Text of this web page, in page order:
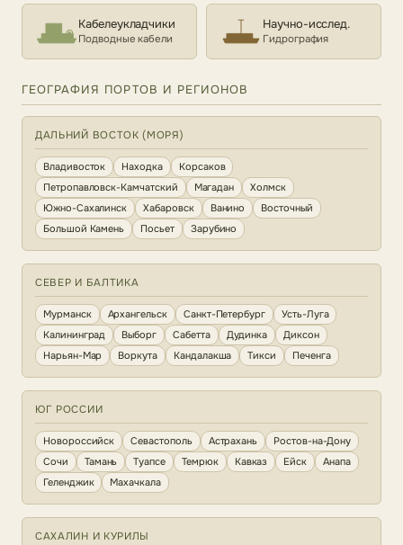
Кабелеукладчики
Подводные кабели
Научно-исслед.
Гидрография
ГЕОГРАФИЯ ПОРТОВ И РЕГИОНОВ
ДАЛЬНИЙ ВОСТОК (МОРЯ)
Владивосток Находка
Корсаков
Петропавловск-Камчатский
Магадан
Холмск
Южно-Сахалинск
Хабаровск Ванино
Восточный
Большой Камень
Посьет Зарубино
СЕВЕР И БАЛТИКА
Мурманск Архангельск Санкт-Петербург
Усть-Луга
Калининград
Выборг Сабетта Дудинка
Диксон
Нарьян-Мар
Воркута Кандалакша Тикси Печенга
ЮГ РОССИИ
Новороссийск Севастополь Астрахань
Ростов-на-Дону
Сочи
Тамань Туапсе Темрюк Кавказ Ейск
Анапа
Геленджик
Махачкала
САХАЛИН И КУРИЛЫ